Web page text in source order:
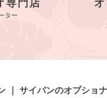
専門店
ター
｜ サイパンのオプショ